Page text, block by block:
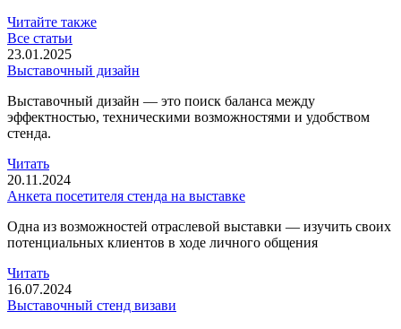
Читайте также
Все статьи
23.01.2025
Выставочный дизайн
Выставочный дизайн — это поиск баланса между
эффектностью, техническими возможностями и удобством
стенда.
Читать
20.11.2024
Анкета посетителя стенда на выставке
Одна из возможностей отраслевой выставки — изучить своих
потенциальных клиентов в ходе личного общения
Читать
16.07.2024
Выставочный стенд визави